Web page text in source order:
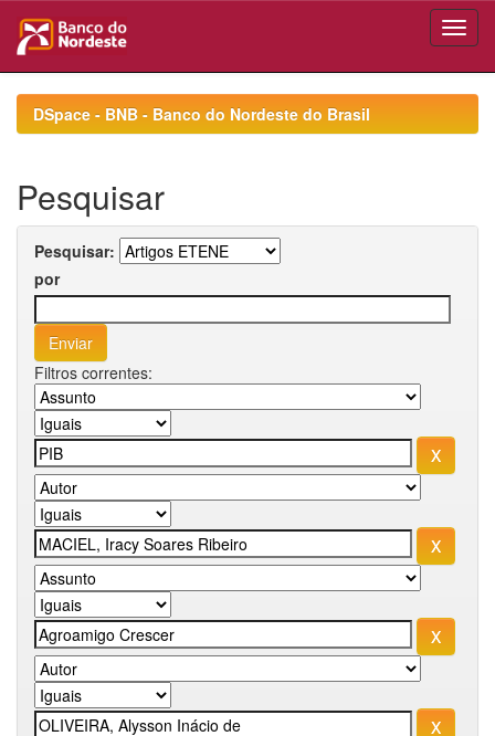
navigationDSpace - BNB - Banco do Nordeste do Brasil
Pesquisar
Pesquisar:
por
Filtros correntes: